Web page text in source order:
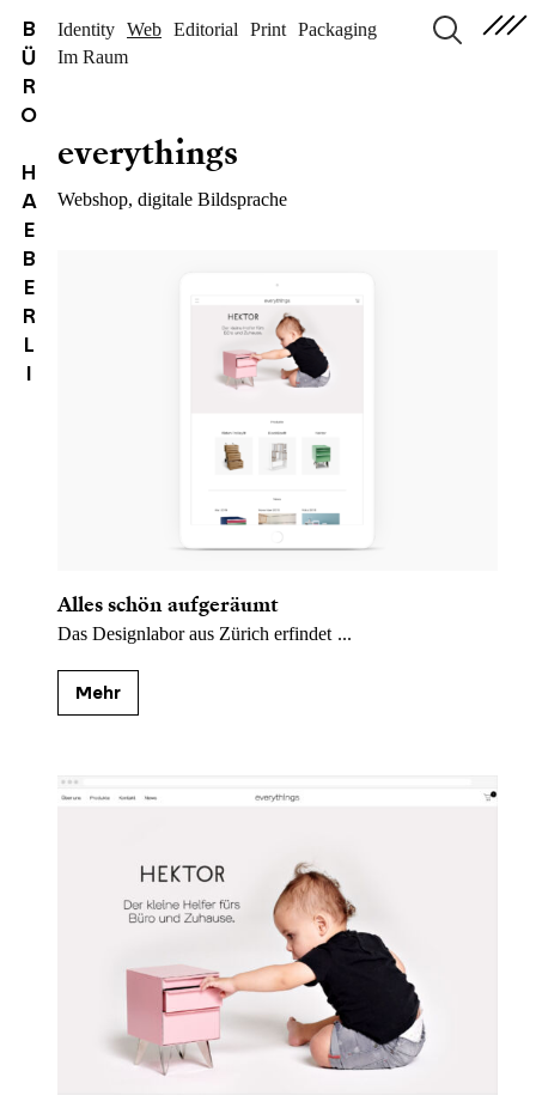
B
Ü
R
O
H
A
E
B
E
R
L
I
Identity Web Editorial Print Packaging
Im Raum
everythings
Webshop, digitale Bildsprache
Alles schön aufgeräumt
Das Designlabor aus Zürich erfindet ...
Mehr